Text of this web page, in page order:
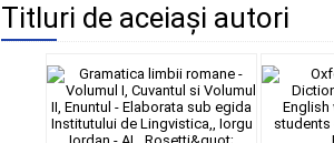
Titluri de aceiași autori